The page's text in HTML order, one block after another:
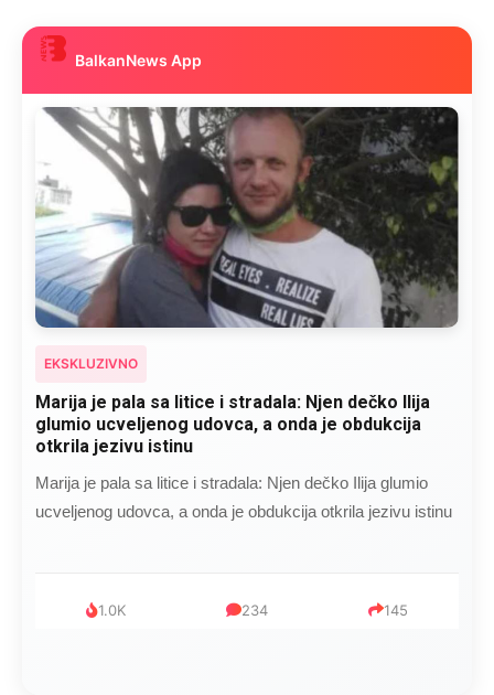
BalkanNews App
EKSKLUZIVNO
Kad se Marin suprug razbolio ona ga kupala,
pelene mu mijenjala: Jedno jutro je poslao po
čokoladu..
Kad se Marin suprug razbolio ona ga kupala, pelene mu
mijenjala: Jedno jutro je poslao po čokoladu..
999 321 234